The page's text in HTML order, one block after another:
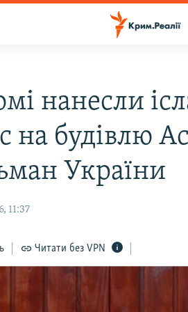
нанесли
на будівлю
України
11:37
Читати без VPN